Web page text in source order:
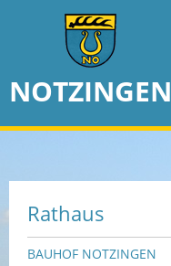
NOTZINGEN
Rathaus
BAUHOF NOTZINGEN